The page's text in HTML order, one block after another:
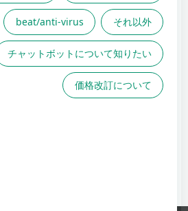
FAQは役に立ちましたか？